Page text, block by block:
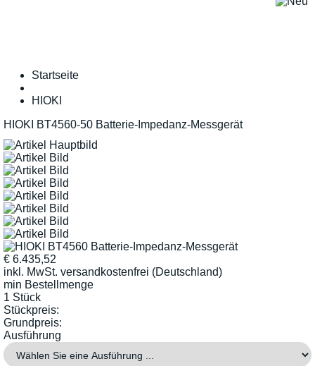
Startseite
HIOKI
HIOKI BT4560-50 Batterie-Impedanz-Messgerät
€ 6.435,52
inkl. MwSt. versandkostenfrei (Deutschland)
min Bestellmenge
1 Stück
Stückpreis:
Grundpreis:
Ausführung